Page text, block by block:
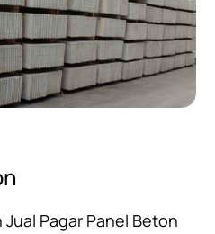
Pagar Panel Beton